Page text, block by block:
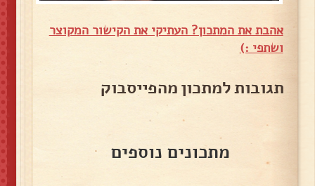
אהבת את המתכון? העתיקי את הקישור המקוצר
ושתפי :)
תגובות למתכון מהפייסבוק
מתכונים נוספים